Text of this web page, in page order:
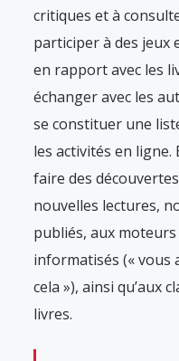
critiques et à
participer à des jeux
en rapport avec les
échanger avec les
se constituer une
les activités en ligne.
faire des
nouvelles lectures,
publiés, aux
informatisés (« vous
cela »), ainsi qu’aux
livres.